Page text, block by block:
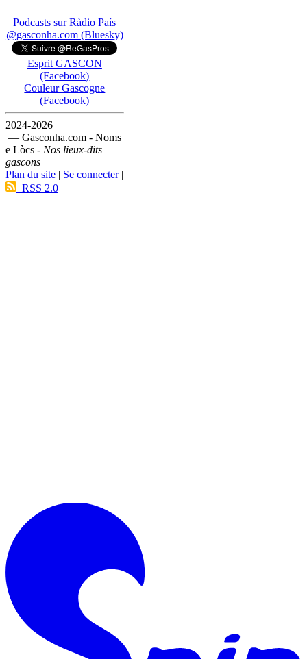
Podcasts sur Ràdio País
@gasconha.com (Bluesky)
Esprit GASCON
(Facebook)
Couleur Gascogne
(Facebook)
2024-2026
— Gasconha.com - Noms
e Lòcs - Nos lieux-dits
gascons
Plan du site | Se connecter|
RSS 2.0